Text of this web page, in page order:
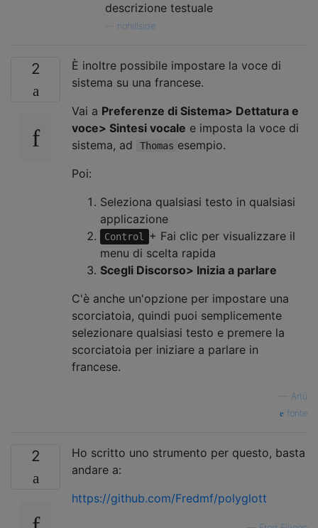
descrizione testuale
nohillside
2
È inoltre possibile impostare la voce di
sistema su una francese.
Vai a Preferenze di Sistema> Dettatura e
voce> Sintesi vocale e imposta la voce di
sistema, ad
Thomas esempio.
Poi:
Seleziona qualsiasi testo in qualsiasi
applicazione
Control
+ Fai clic per visualizzare il
menu di scelta rapida
Scegli Discorso> Inizia a parlare
C'è anche un'opzione per impostare una
scorciatoia, quindi puoi semplicemente
selezionare qualsiasi testo e premere la
scorciatoia per iniziare a parlare in
francese.
Artù
fonte
2
Ho scritto uno strumento per questo, basta
andare a:
https://github.com/Fredmf/polyglott